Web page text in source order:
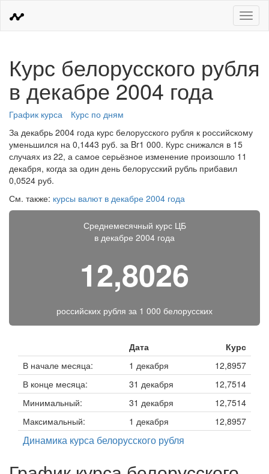
Меню
Курс белорусского рубля
в декабре 2004 года
График курса
Курс по дням
За декабрь 2004 года курс белорусского рубля к российскому
уменьшился на 0,1443 руб. за Br1 000. Курс снижался в 15
случаях из 22, а самое серьёзное изменение произошло 11
декабря, когда за один день белорусский рубль прибавил
0,0524 руб.
См. также: курсы валют в декабре 2004 года
Среднемесячный курс ЦБ
в декабре 2004 года
12,8026
российских рубля за 1 000 белорусских
Дата
Курс
В начале месяца:
1 декабря
12,8957
В конце месяца:
31 декабря
12,7514
Минимальный:
31 декабря
12,7514
Максимальный:
1 декабря 12,8957
Динамика курса белорусского рубля